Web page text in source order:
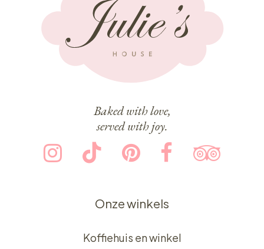
Baked with love,
served with joy.
Onze winkels
Koffiehuis en winkel